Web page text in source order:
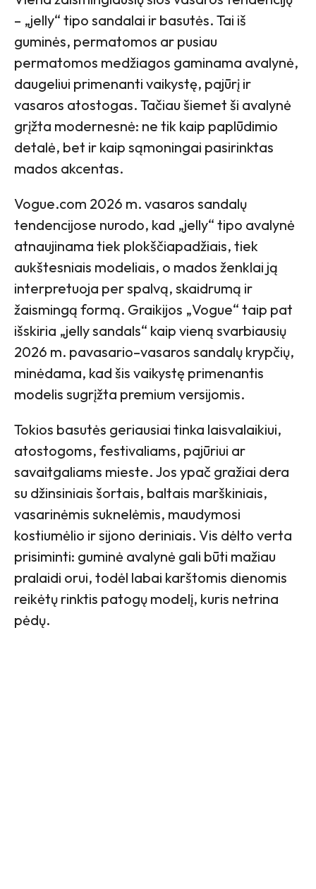
– „jelly“ tipo sandalai ir basutės. Tai iš
guminės, permatomos ar pusiau
permatomos medžiagos gaminama avalynė,
daugeliui primenanti vaikystę, pajūrį ir
vasaros atostogas. Tačiau šiemet ši avalynė
grįžta modernesnė: ne tik kaip paplūdimio
detalė, bet ir kaip sąmoningai pasirinktas
mados akcentas.
Vogue.com 2026 m. vasaros sandalų
tendencijose nurodo, kad „jelly“ tipo avalynė
atnaujinama tiek plokščiapadžiais, tiek
aukštesniais modeliais, o mados ženklai ją
interpretuoja per spalvą, skaidrumą ir
žaismingą formą. Graikijos „Vogue“ taip pat
išskiria „jelly sandals“ kaip vieną svarbiausių
2026 m. pavasario–vasaros sandalų krypčių,
minėdama, kad šis vaikystę primenantis
modelis sugrįžta premium versijomis.
Tokios basutės geriausiai tinka laisvalaikiui,
atostogoms, festivaliams, pajūriui ar
savaitgaliams mieste. Jos ypač gražiai dera
su džinsiniais šortais, baltais marškiniais,
vasarinėmis suknelėmis, maudymosi
kostiumėlio ir sijono deriniais. Vis dėlto verta
prisiminti: guminė avalynė gali būti mažiau
pralaidi orui, todėl labai karštomis dienomis
reikėtų rinktis patogų modelį, kuris netrina
pėdų.